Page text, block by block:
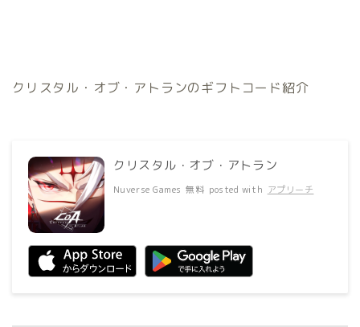
クリスタル・オブ・アトランのギフトコード紹介
クリスタル・オブ・アトラン
Nuverse Games 無料 posted with アプリーチ